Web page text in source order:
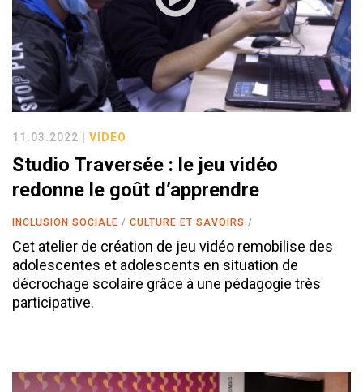
11.03.2022 | VIDEO
Studio Traversée : le jeu vidéo
redonne le goût d’apprendre
INCLUSION SOCIALE CULTURE ET SAVOIRS
Cet atelier de création de jeu vidéo remobilise des
adolescentes et adolescents en situation de
décrochage scolaire grâce à une pédagogie très
participative.